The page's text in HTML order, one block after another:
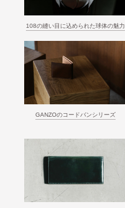
108の縫い目に込められた球体の魅力
GANZOのコードバンシリーズ